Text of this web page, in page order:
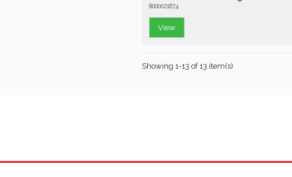
8000021874
View
Showing 1-13 of 13 item(s)